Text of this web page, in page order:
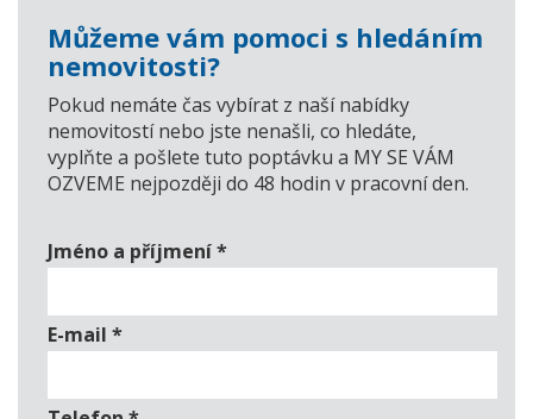
Můžeme vám pomoci s hledáním
nemovitosti?
Pokud nemáte čas vybírat z naší nabídky
nemovitostí nebo jste nenašli, co hledáte,
vyplňte a pošlete tuto poptávku a MY SE VÁM
OZVEME nejpozději do 48 hodin v pracovní den.
Jméno a příjmení*
E-mail *